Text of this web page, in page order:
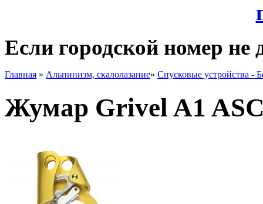
Если городской номер не
Главная » Альпинизм, скалолазание» Спусковые устройства -
Жумар Grivel A1